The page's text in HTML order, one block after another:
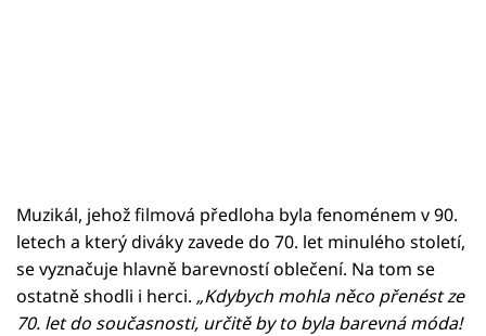
Muzikál, jehož filmová předloha byla fenoménem v 90.
letech a který diváky zavede do 70. let minulého století,
se vyznačuje hlavně barevností oblečení. Na tom se
ostatně shodli i herci. „Kdybych mohla něco přenést ze
70. let do současnosti, určitě by to byla barevná móda!